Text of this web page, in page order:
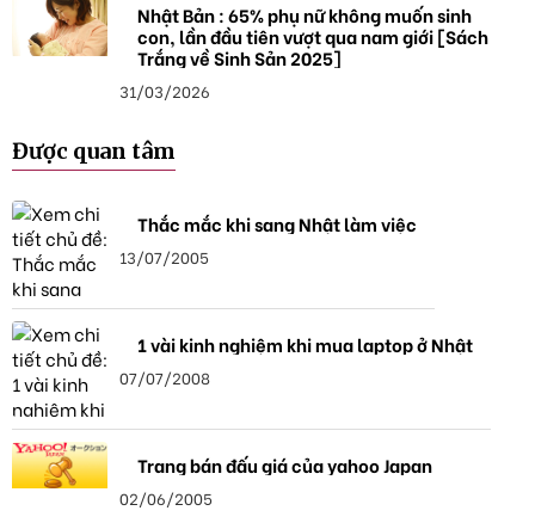
Nhật Bản : 65% phụ nữ không muốn sinh
con, lần đầu tiên vượt qua nam giới [Sách
Trắng về Sinh Sản 2025]
31/03/2026
Được quan tâm
Thắc mắc khi sang Nhật làm việc
13/07/2005
1 vài kinh nghiệm khi mua laptop ở Nhật
07/07/2008
Trang bán đấu giá của yahoo Japan
02/06/2005